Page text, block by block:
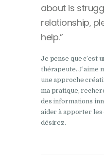
about is
relationship,
help.”
Je pense que c’est
thérapeute. J’aime
une approche
ma pratique,
des informations
aider à apporter les
désirez.